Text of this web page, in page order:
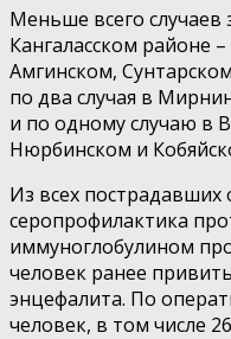
Меньше всего случаев
Кангаласском районе
Амгинском,
по два случая в
и по одному случаю в
Нюрбинском и
Из всех пострадавших
серопрофилактика
иммуноглобулином
человек ранее
энцефалита. По
человек, в том числе